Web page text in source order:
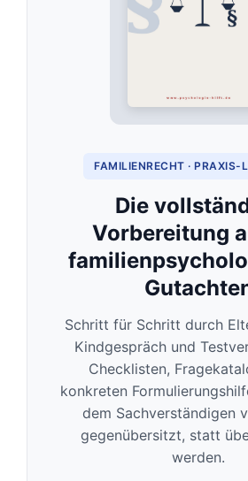
FAMILIENRECHT · PRAXIS-
Die
Vorbereitung
Schritt für Schritt durch
Kindgespräch und
Checklisten,
konkreten
dem Sachverständigen
gegenübersitzt, statt
werden.